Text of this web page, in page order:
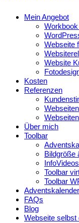
Mein Angebot
Webseite
Website
Kosten
Referenzen
Über mich
Toolbar
Bildgröße
Toolbar
Toolbar
Adventskalender
FAQs
Blog
Webseite selbst